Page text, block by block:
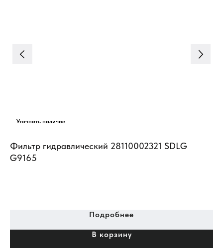
Фильтр гидравлический 28110002321 SDLG
G9165
Подробнее
В корзину